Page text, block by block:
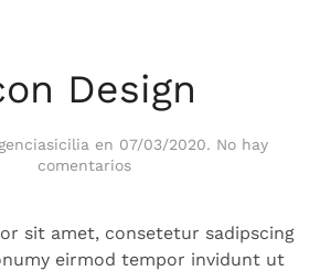
Design
en 07/03/2020. No hay
comentariosen
sit amet, consetetur sadipscing
eirmod tempor invidunt ut